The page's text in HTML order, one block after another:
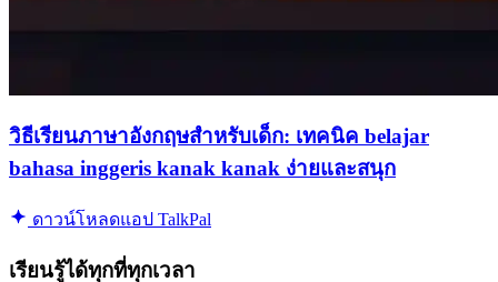
วิธีเรียนภาษาอังกฤษสำหรับเด็ก: เทคนิค belajar
bahasa inggeris kanak kanak ง่ายและสนุก
ดาวน์โหลดแอป TalkPal
เรียนรู้ได้ทุกที่ทุกเวลา